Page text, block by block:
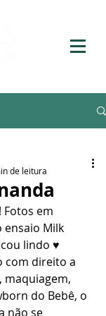
de leitura
em
ensaio Milk
lindo ♥
com direito a
maquiagem,
do Bebê, o
não se